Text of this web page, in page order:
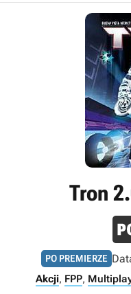
Tron
PO PREMIERZE
Akcji, FPP,